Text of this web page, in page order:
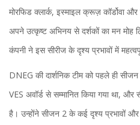
मोरफिड क्लार्क, इस्माइल क्रूज़ कॉर्डोवा
अपने उत्कृष्ट अभिनय से दर्शकों का मन मोह
कंपनी ने इस सीरीज के दृश्य प्रभावों में
DNEG की दार्शनिक टीम को पहले ही
VES अवॉर्ड से सम्मानित किया गया था,
है। उन्होंने सीजन 2 के कई दृश्य प्रभावों